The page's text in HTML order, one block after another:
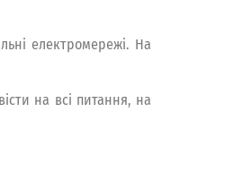
електромережі. На
на всі питання, на